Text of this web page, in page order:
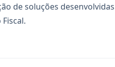
de soluções desenvolvidas